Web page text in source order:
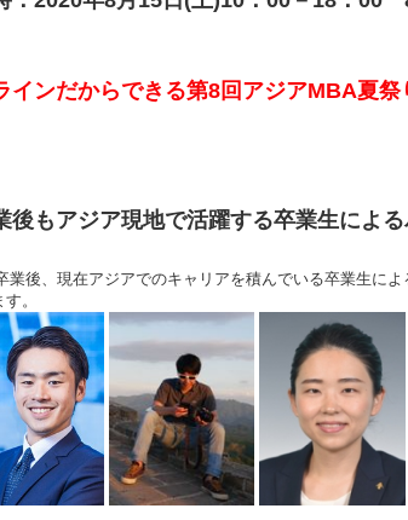
インだからできる第8回アジアMBA夏祭
もアジア現地で活躍する卒業生によ
業後、現在アジアでのキャリアを積んでいる卒業生に
。